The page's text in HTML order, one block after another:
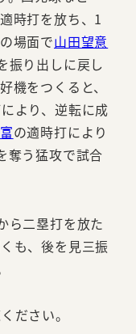
時打を放ち、1
場面で山田望意
振り出しに戻し
機をつくると、
より、逆転に成
の適時打により
奪う猛攻で試合
ら二塁打を放た
も、後を見三振
ださい。